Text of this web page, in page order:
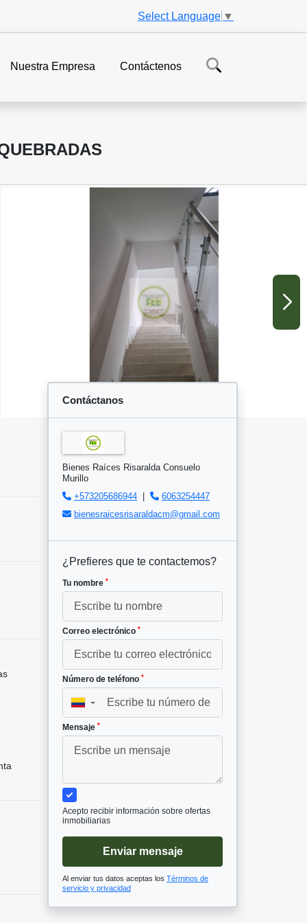
Select Language ▼
Nuestra Empresa Contáctenos
Contáctanos
Bienes Raíces Risaralda Consuelo
Murillo
+573205686944
6063254447
bienesraicesrisaraldacm@gmail.com
¿Prefieres que te contactemos?
Tu nombre *
Correo electrónico *
Número de teléfono *
▼
Mensaje *
Acepto recibir información sobre ofertas
inmobiliarias
Enviar mensaje
Al enviar tus datos aceptas los Términos de
servicio y privacidad